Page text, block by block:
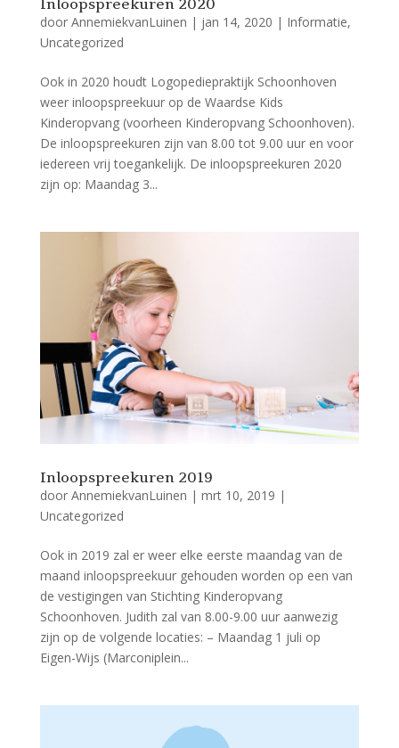
Inloopspreekuren 2020
door AnnemiekvanLuinen | jan 14, 2020 | Informatie,
Uncategorized
Ook in 2020 houdt Logopediepraktijk Schoonhoven
weer inloopspreekuur op de Waardse Kids
Kinderopvang (voorheen Kinderopvang Schoonhoven).
De inloopspreekuren zijn van 8.00 tot 9.00 uur en voor
iedereen vrij toegankelijk. De inloopspreekuren 2020
zijn op: Maandag 3...
Inloopspreekuren 2019
door AnnemiekvanLuinen | mrt 10, 2019 |
Uncategorized
Ook in 2019 zal er weer elke eerste maandag van de
maand inloopspreekuur gehouden worden op een van
de vestigingen van Stichting Kinderopvang
Schoonhoven. Judith zal van 8.00-9.00 uur aanwezig
zijn op de volgende locaties: – Maandag 1 juli op
Eigen-Wijs (Marconiplein...